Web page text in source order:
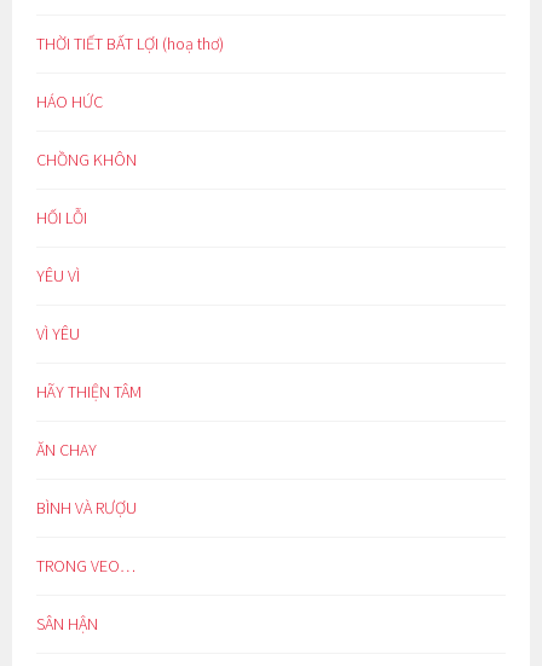
THỜI TIẾT BẤT LỢI (hoạ thơ)
HÁO HỨC
CHỒNG KHÔN
HỐI LỖI
YÊU VÌ
VÌ YÊU
HÃY THIỆN TÂM
ĂN CHAY
BÌNH VÀ RƯỢU
TRONG VEO…
SÂN HẬN